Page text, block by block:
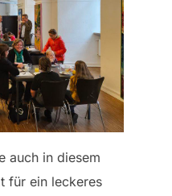
auch in diesem
für ein leckeres